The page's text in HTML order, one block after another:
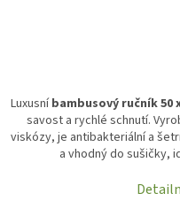
Luxusníbambusový ručník 50
savost a rychlé schnutí.
viskózy, je antibakteriální a
a vhodný do sušičky,